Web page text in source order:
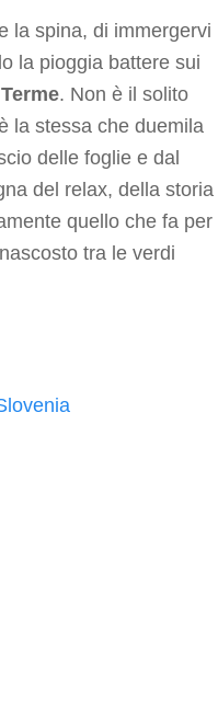
la spina, di immergervi
la pioggia battere sui
. Non è il solito
la stessa che duemila
delle foglie e dal
del relax, della storia
quello che fa per
tra le verdi